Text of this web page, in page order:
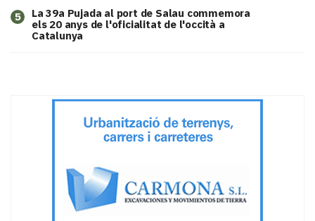
5
​La 39a Pujada al port de Salau commemora
els 20 anys de l'oficialitat de l'occità a
Catalunya